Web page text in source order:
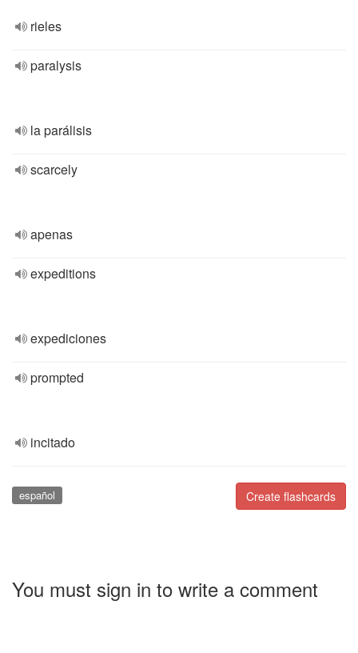
rieles
paralysis
la parálisis
scarcely
apenas
expeditions
expediciones
prompted
incitado
Create flashcards
español
You must sign in to write a comment